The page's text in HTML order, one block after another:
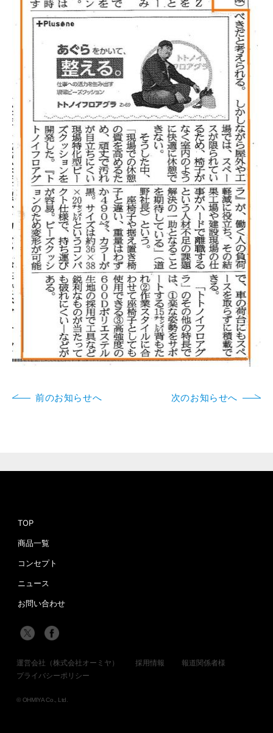
前のお知らせへ 次のお知らせへ
TOP
商品一覧
コンセプト
ニュース
お問い合わせ
運営会社（株式会社オーミヤ） 採用情報
報道関係者様
プライバシーポリシー
© OHMIYA Co., Ltd.